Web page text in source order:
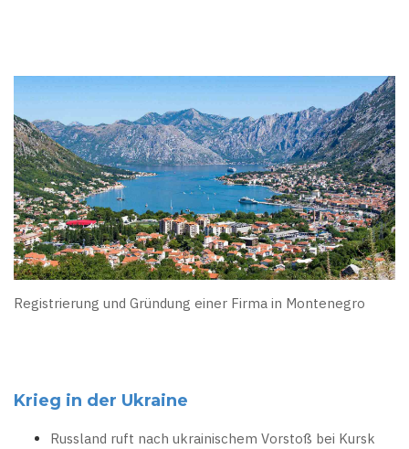
Registrierung und Gründung einer Firma in Montenegro
Krieg in der Ukraine
Russland ruft nach ukrainischem Vorstoß bei Kursk